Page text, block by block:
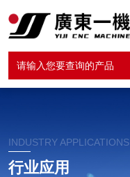
INDUSTRY APPLICATIONS
行业应用